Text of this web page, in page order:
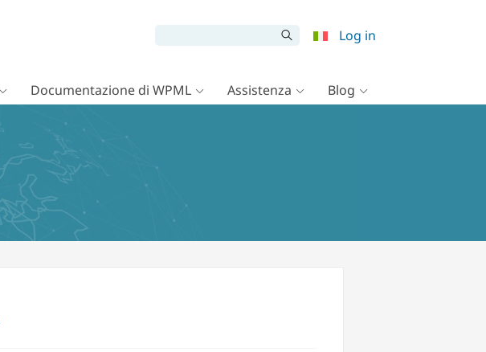
Log in
Documentazione di WPML Assistenza Blog